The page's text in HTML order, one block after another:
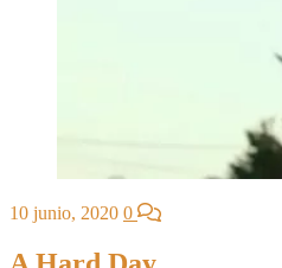
10 junio, 2020 0